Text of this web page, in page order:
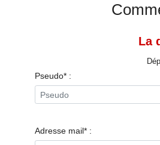
La
Pseudo* :
Adresse mail* :